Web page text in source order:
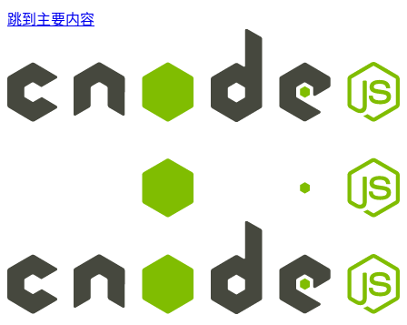
跳到主要内容